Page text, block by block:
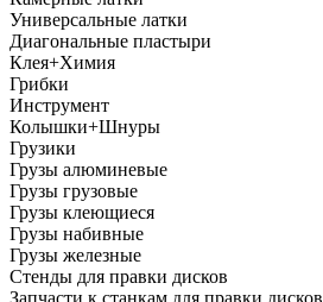
Универсальные латки
Диагональные пластыри
Клея+Химия
Грибки
Инструмент
Колышки+Шнуры
Грузики
Грузы алюминевые
Грузы грузовые
Грузы клеющиеся
Грузы набивные
Грузы железные
Стенды для правки дисков
Запчасти к станкам для правки дисков